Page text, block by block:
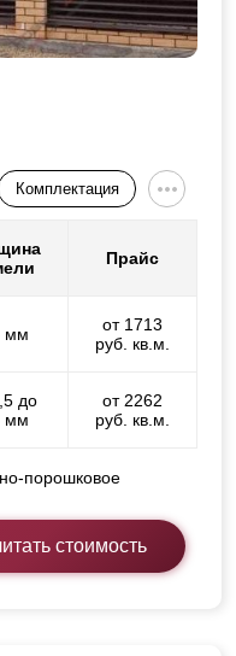
Комплектация
Прайс
мм
от 1713
руб. кв.м.
до
мм
от 2262
руб. кв.м.
порошковое
стоимость